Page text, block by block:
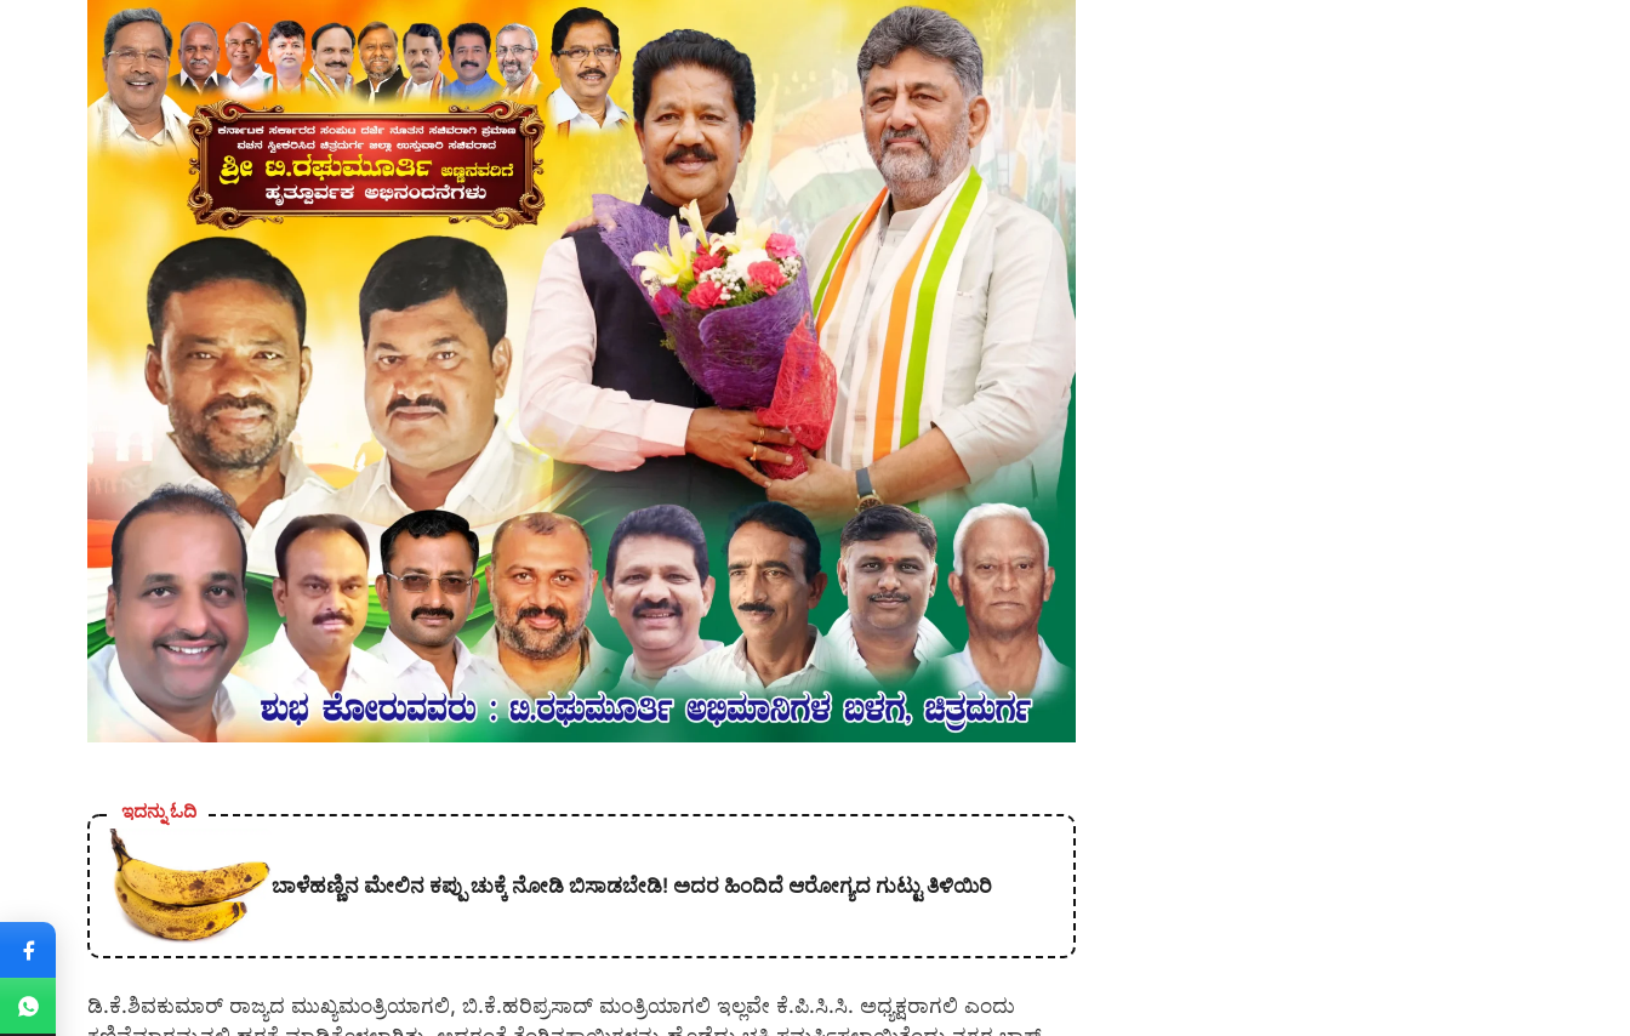
ಇದನ್ನು ಓದಿ
ಬಾಳೆಹಣ್ಣಿನ ಮೇಲಿನ ಕಪ್ಪು ಚುಕ್ಕೆ ನೋಡಿ ಬಿಸಾಡಬೇಡಿ! ಅದರ ಹಿಂದಿದೆ ಆರೋಗ್ಯದ ಗುಟ್ಟು ತಿಳಿಯಿರಿ
ಡಿ.ಕೆ.ಶಿವಕುಮಾರ್ ರಾಜ್ಯದ ಮುಖ್ಯಮಂತ್ರಿಯಾಗಲಿ, ಬಿ.ಕೆ.ಹರಿಪ್ರಸಾದ್ ಮಂತ್ರಿಯಾಗಲಿ ಇಲ್ಲವೇ ಕೆ.ಪಿ.ಸಿ.ಸಿ. ಅಧ್ಯಕ್ಷರಾಗಲಿ ಎಂದು